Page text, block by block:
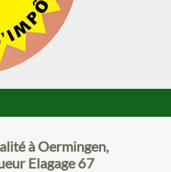
à Oermingen,
Elagage 67